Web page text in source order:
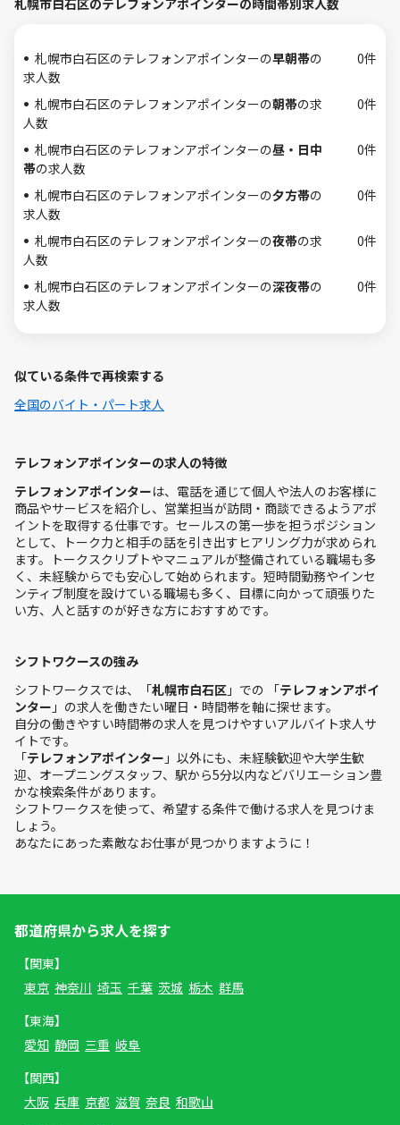
札幌市白石区のテレフォンアポインターの時間帯別求人数
札幌市白石区のテレフォンアポインターの早朝帯の
求人数
0件
札幌市白石区のテレフォンアポインターの朝帯の求
人数
0件
札幌市白石区のテレフォンアポインターの昼・日中
帯の求人数
0件
札幌市白石区のテレフォンアポインターの夕方帯の
求人数
0件
札幌市白石区のテレフォンアポインターの夜帯の求
人数
0件
札幌市白石区のテレフォンアポインターの深夜帯の
求人数
0件
似ている条件で再検索する
全国のバイト・パート求人
テレフォンアポインターの求人の特徴
テレフォンアポインターは、電話を通じて個人や法人のお客様に
商品やサービスを紹介し、営業担当が訪問・商談できるようアポ
イントを取得する仕事です。セールスの第一歩を担うポジション
として、トーク力と相手の話を引き出すヒアリング力が求められ
ます。トークスクリプトやマニュアルが整備されている職場も多
く、未経験からでも安心して始められます。短時間勤務やインセ
ンティブ制度を設けている職場も多く、目標に向かって頑張りた
い方、人と話すのが好きな方におすすめです。
シフトワクースの強み
シフトワークスでは、「札幌市白石区 」での 「テレフォンアポイ
ンター 」の求人を働きたい曜日・時間帯を軸に探せます。
自分の働きやすい時間帯の求人を見つけやすいアルバイト求人サ
イトです。
「テレフォンアポインター 」以外にも、未経験歓迎や大学生歓
迎、オープニングスタッフ、駅から5分以内などバリエーション豊
かな検索条件があります。
シフトワークスを使って、希望する条件で働ける求人を見つけま
しょう。
あなたにあった素敵なお仕事が見つかりますように！
都道府県から求人を探す
【関東】
東京 神奈川 埼玉 千葉 茨城 栃木 群馬
【東海】
愛知 静岡 三重 岐阜
【関西】
大阪 兵庫 京都 滋賀 奈良 和歌山